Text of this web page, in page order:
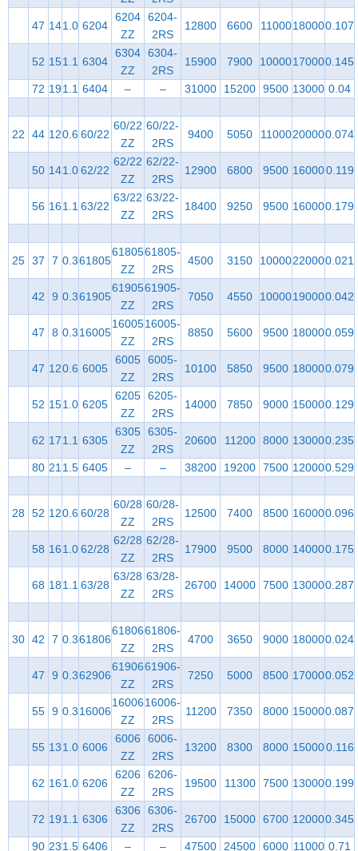
47 141.0 6204
6204
ZZ
6204-
2RS
12800 6600 11000180000.107
52 151.1 6304
6304
ZZ
6304-
2RS
15900 7900 10000170000.145
72 191.1 6404 – – 31000 15200 9500 13000 0.04
22 44 120.660/22
60/22
ZZ
60/22-
2RS
9400 5050 11000200000.074
50 141.062/22
62/22
ZZ
62/22-
2RS
12900 6800 9500 160000.119
56 161.163/22
63/22
ZZ
63/22-
2RS
18400 9250 9500 160000.179
25 37 7 0.361805
61805
ZZ
61805-
2RS
4500 3150 10000220000.021
42 9 0.361905
61905
ZZ
61905-
2RS
7050 4550 10000190000.042
47 8 0.316005
16005
ZZ
16005-
2RS
8850 5600 9500 180000.059
47 120.6 6005
6005
ZZ
6005-
2RS
10100 5850 9500 180000.079
52 151.0 6205
6205
ZZ
6205-
2RS
14000 7850 9000 150000.129
62 171.1 6305
6305
ZZ
6305-
2RS
20600 11200 8000 130000.235
80 211.5 6405 – – 38200 19200 7500 120000.529
28 52 120.660/28
60/28
ZZ
60/28-
2RS
12500 7400 8500 160000.096
58 161.062/28
62/28
ZZ
62/28-
2RS
17900 9500 8000 140000.175
68 181.163/28
63/28
ZZ
63/28-
2RS
26700 14000 7500 130000.287
30 42 7 0.361806
61806
ZZ
61806-
2RS
4700 3650 9000 180000.024
47 9 0.362906
61906
ZZ
61906-
2RS
7250 5000 8500 170000.052
55 9 0.316006
16006
ZZ
16006-
2RS
11200 7350 8000 150000.087
55 131.0 6006
6006
ZZ
6006-
2RS
13200 8300 8000 150000.116
62 161.0 6206
6206
ZZ
6206-
2RS
19500 11300 7500 130000.199
72 191.1 6306
6306
ZZ
6306-
2RS
26700 15000 6700 120000.345
90 231.5 6406 – – 47500 24500 6000 11000 0.71